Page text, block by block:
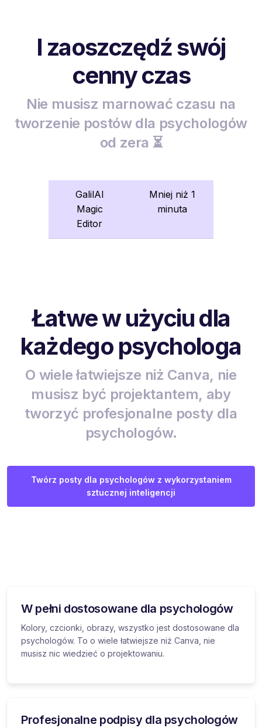
I zaoszczędź swój
cenny czas
Nie musisz marnować czasu na
tworzenie postów dla psychologów
od zera ⏳
GalilAI
Magic
Editor
Mniej niż 1
minuta
Łatwe w użyciu dla
każdego psychologa
O wiele łatwiejsze niż Canva, nie
musisz być projektantem, aby
tworzyć profesjonalne posty dla
psychologów.
Twórz posty dla psychologów z wykorzystaniem
sztucznej inteligencji
W pełni dostosowane dla psychologów
Kolory, czcionki, obrazy, wszystko jest dostosowane dla
psychologów. To o wiele łatwiejsze niż Canva, nie
musisz nic wiedzieć o projektowaniu.
Profesjonalne podpisy dla psychologów